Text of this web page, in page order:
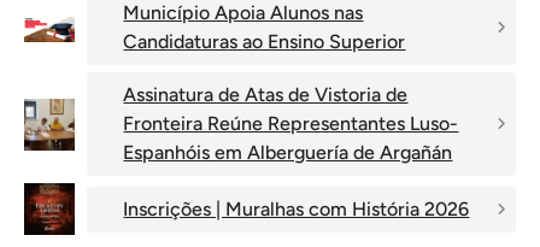
Município Apoia Alunos nas
Candidaturas ao Ensino Superior
Assinatura de Atas de Vistoria de
Fronteira Reúne Representantes Luso-
Espanhóis em Alberguería de Argañán
Inscrições | Muralhas com História 2026